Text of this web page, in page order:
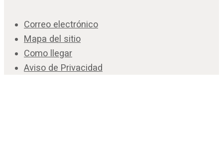
Correo electrónico
Mapa del sitio
Como llegar
Aviso de Privacidad